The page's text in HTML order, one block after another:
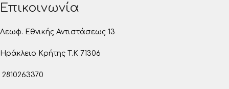
Επικοινωνία
Λεωφ. Εθνικής Αντιστάσεως 13
Ηράκλειο Κρήτης T.K 71306
2810263370